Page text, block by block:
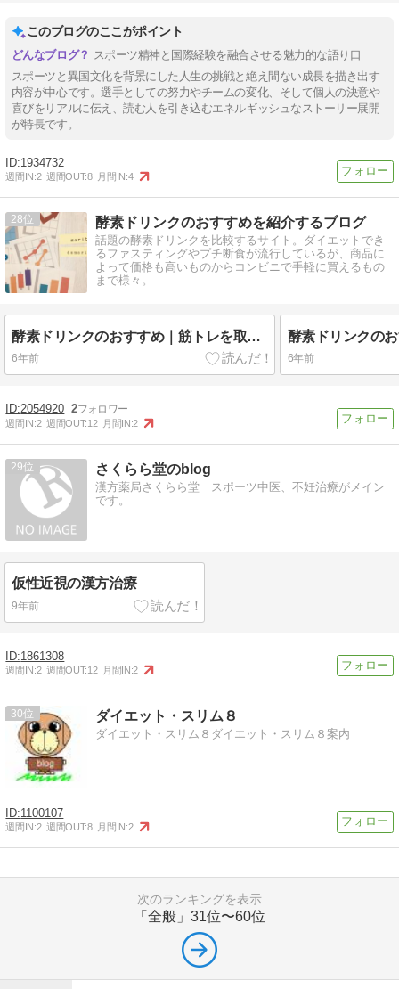
このブログのここがポイント
スポーツ精神と国際経験を融合させる魅力的な語り口
スポーツと異国文化を背景にした人生の挑戦と絶え間ない成長を描き出す
内容が中心です。選手としての努力やチームの変化、そして個人の決意や
喜びをリアルに伝え、読む人を引き込むエネルギッシュなストーリー展開
が特長です。
1934732
週間IN:2 週間OUT:8 月間IN:4
28 酵素ドリンクのおすすめを紹介するブログ
話題の酵素ドリンクを比較するサイト。ダイエットでき
るファスティングやプチ断食が流行しているが、商品に
よって価格も高いものからコンビニで手軽に買えるもの
まで様々。
酵素ドリンクのおすすめ｜筋トレを取り入れて痩身するなら…。
6年前 6年前
2054920 2
週間IN:2 週間OUT:12 月間IN:2
29 さくらら堂のblog
漢方薬局さくらら堂 スポーツ中医、不妊治療がメイン
です。
仮性近視の漢方治療
9年前
1861308
週間IN:2 週間OUT:12 月間IN:2
30 ダイエット・スリム８
ダイエット・スリム８ダイエット・スリム８案内
1100107
週間IN:2 週間OUT:8 月間IN:2
次のランキングを表示
「全般」 31位〜60位